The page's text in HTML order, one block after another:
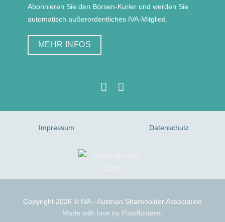
Abonnieren Sie den Börsen-Kurier und werden Sie
automatisch außerordentliches IVA-Mitglied.
MEHR INFOS
Impressum Datenschutz
Copyright 2026 © IVA - Austrian Shareholder Association
Made with love by Pixelflüsterer